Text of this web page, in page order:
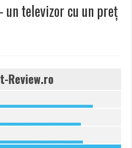
un televizor cu un preț
Review.ro